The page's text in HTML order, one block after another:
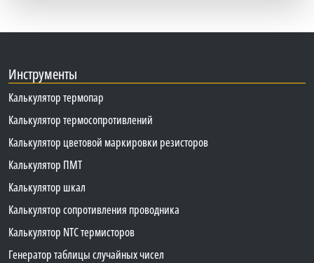
Инструменты
Калькулятор термопар
Калькулятор термосопротивлений
Калькулятор цветовой маркировки резисторов
Калькулятор ПМТ
Калькулятор шкал
Калькулятор сопротивления проводника
Калькулятор NTC термисторов
Генератор таблицы случайных чисел